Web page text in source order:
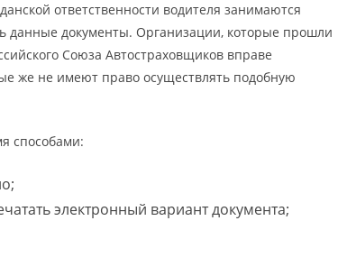
ответственности водителя занимаются
данные документы. Организации, которые прошли
Союза Автостраховщиков вправе
же не имеют право осуществлять подобную
способами:
электронный вариант документа;